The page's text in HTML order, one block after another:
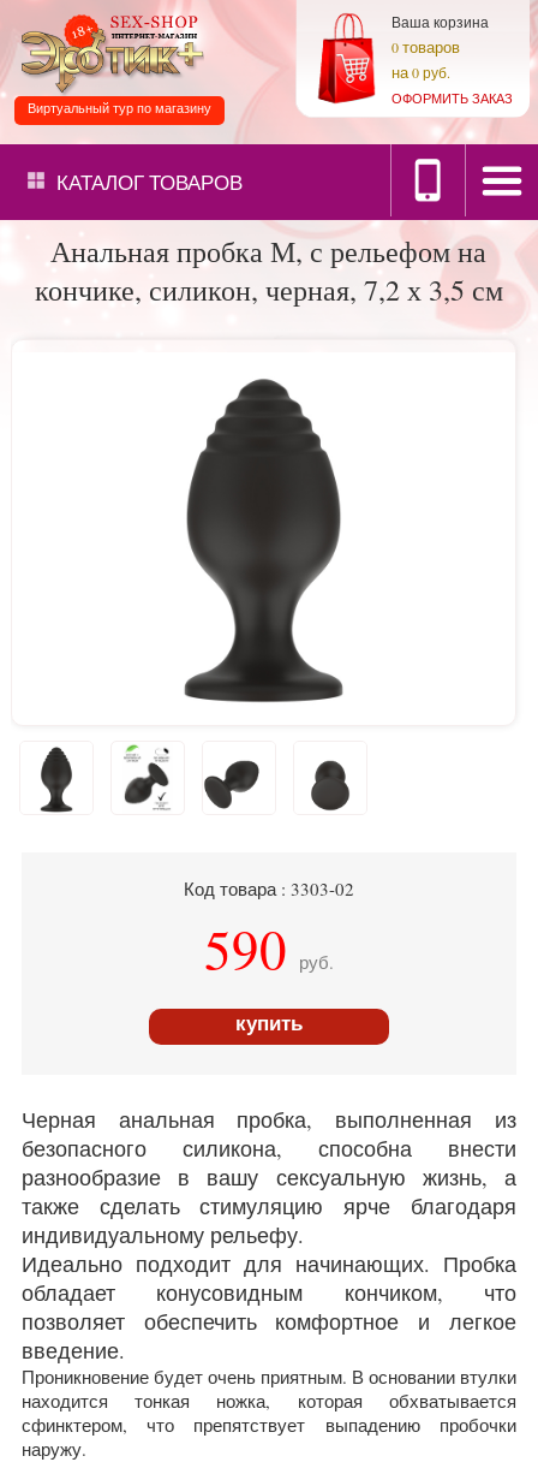
Ваша корзина
0товаров
на0 руб.
ОФОРМИТЬ ЗАКАЗ
Виртуальный тур по магазину
КАТАЛОГТОВАРОВ
Анальная пробка М, с рельефом на
кончике, силикон, черная, 7,2 х 3,5 см
Код товара : 3303-02
590 руб.
купить
Черная анальная пробка, выполненная из
безопасного силикона, способна внести
разнообразие в вашу сексуальную жизнь, а
также сделать стимуляцию ярче благодаря
индивидуальному рельефу.
Идеально подходит для начинающих. Пробка
обладает конусовидным кончиком, что
позволяет обеспечить комфортное и легкое
введение.
Проникновение будет очень приятным. В основании втулки
находится тонкая ножка, которая обхватывается
сфинктером, что препятствует выпадению пробочки
наружу.